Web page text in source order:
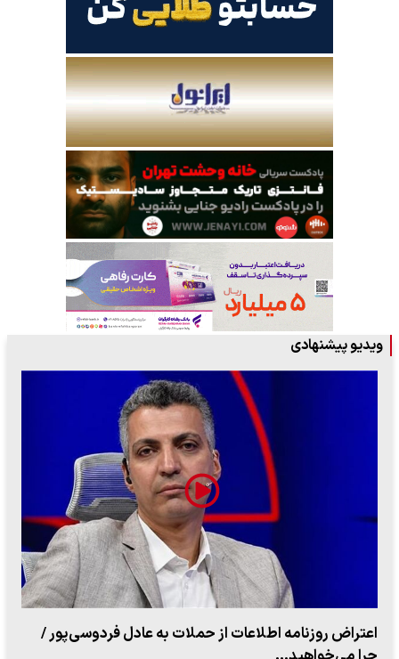
ویدیو پیشنهادی
اعتراض روزنامه اطلاعات از حملات به عادل فردوسی‌پور /